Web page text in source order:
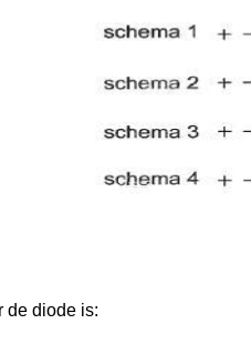
de diode is: